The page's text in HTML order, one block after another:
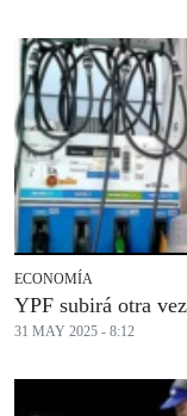
ECONOMÍA
YPF subirá otra
31 MAY 2025 - 8:12